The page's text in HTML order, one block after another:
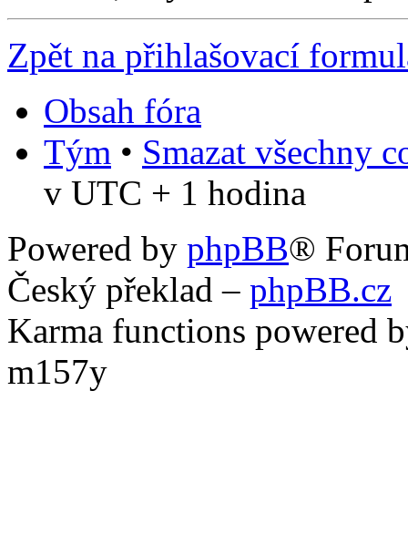
Zpět na přihlašovací
Obsah fóra
Tým • Smazat všechny
v UTC + 1 hodina
Powered by phpBB®
Český překlad – phpBB.cz
Karma functions powered
m157y